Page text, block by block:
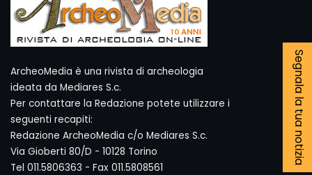
Segnala la tua notizia
ArcheoMedia è una rivista di archeologia
ideata da Mediares S.c.
Per contattare la Redazione potete utilizzare i
seguenti recapiti:
Redazione ArcheoMedia c/o Mediares S.c.
Via Gioberti 80/D - 10128 Torino
Tel 011.5806363 - Fax 011.5808561